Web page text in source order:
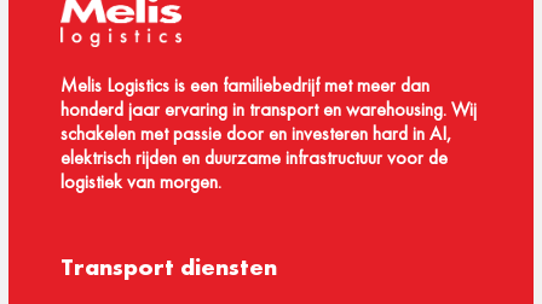
Melis Logistics is een familiebedrijf met meer dan
honderd jaar ervaring in transport en warehousing. Wij
schakelen met passie door en investeren hard in AI,
elektrisch rijden en duurzame infrastructuur voor de
logistiek van morgen.
Transport diensten